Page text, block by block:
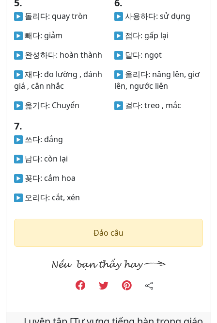
5.
돌리다: quay tròn
빼다: giảm
완성하다: hoàn thành
재다: đo lường , đánh
giá , cân nhắc
옮기다: Chuyển
6.
사용하다: sử dụng
접다: gấp lại
달다: ngọt
올리다: nâng lên, giơ
lên, ngước liên
걸다: treo , mắc
7.
쓰다: đắng
남다: còn lại
꽂다: cắm hoa
오리다: cắt, xén
Đảo câu